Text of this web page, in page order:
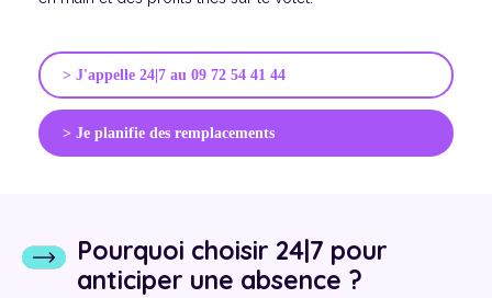
> J'appelle 24|7 au 09 72 54 41 44
> Je planifie des remplacements
Pourquoi choisir 24|7 pour
anticiper une absence ?